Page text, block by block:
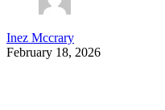
Inez Mccrary
February 18, 2026